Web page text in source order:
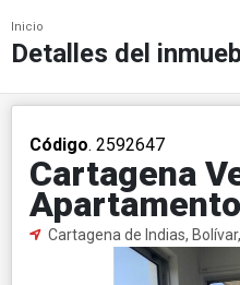
Inicio
Detalles del
Código. 2592647
Cartagena
Cartagena de Indias,